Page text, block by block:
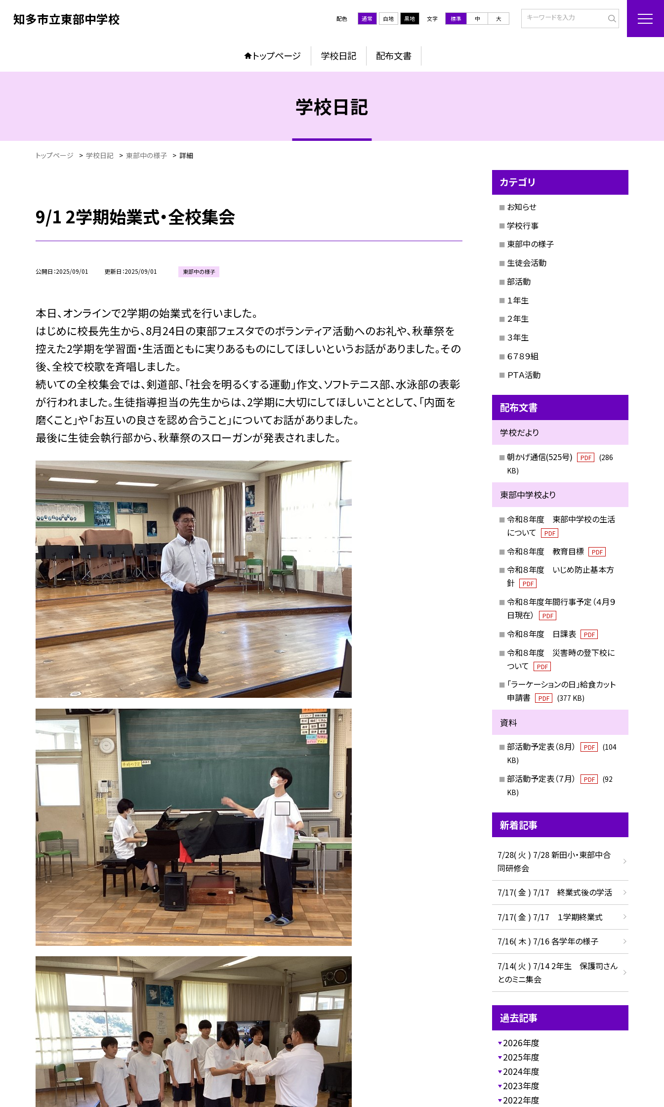
知多市立東部中学校 配色 通常 白地 黒地 文字 標準 中 大
トップページ 学校日記 配布文書
学校日記
トップページ > 学校日記 > 東部中の様子 > 詳細
9/1 2学期始業式・全校集会
公開日 2025/09/01 更新日 2025/09/01 東部中の様子
本日、オンラインで2学期の始業式を行いました。
はじめに校長先生から、8月24日の東部フェスタでのボランティア活動へのお礼や、秋華祭を
控えた2学期を学習面・生活面ともに実りあるものにしてほしいというお話がありました。その
後、全校で校歌を斉唱しました。
続いての全校集会では、剣道部、「社会を明るくする運動」作文、ソフトテニス部、水泳部の表彰
が行われました。生徒指導担当の先生からは、2学期に大切にしてほしいこととして、「内面を
磨くこと」や「お互いの良さを認め合うこと」についてお話がありました。
最後に生徒会執行部から、秋華祭のスローガンが発表されました。
カテゴリ
お知らせ
学校行事
東部中の様子
生徒会活動
部活動
１年生
２年生
３年生
６７８９組
ＰＴＡ活動
配布文書
学校だより
朝かげ通信(525号) PDF
(286
KB)
東部中学校より
令和８年度 東部中学校の生活
について
PDF
令和８年度 教育目標 PDF
令和８年度 いじめ防止基本方
針
PDF
令和８年度年間行事予定（４月９
日現在）
PDF
令和８年度 日課表 PDF
令和８年度 災害時の登下校に
ついて
PDF
「ラーケーションの日」給食カット
申請書
PDF (377 KB)
資料
部活動予定表（８月） PDF
(104
KB)
部活動予定表（７月） PDF
(92
KB)
新着記事
7/28( 火 ) 7/28 新田小・東部中合
同研修会
7/17( 金 ) 7/17 終業式後の学活
7/17( 金 ) 7/17 １学期終業式
7/16( 木 ) 7/16 各学年の様子
7/14( 火 ) 7/14 2年生 保護司さん
とのミニ集会
過去記事
2026年度
2025年度
2024年度
2023年度
2022年度